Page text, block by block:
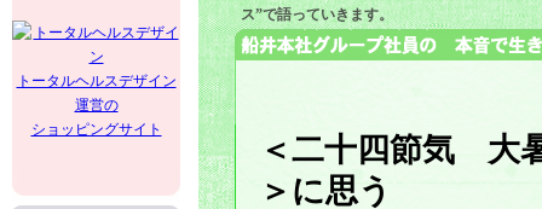
トータルヘルスデザイン
運営の
ショッピングサイト
ス”で語っていきます。
＜二十四節気 大
＞に思う